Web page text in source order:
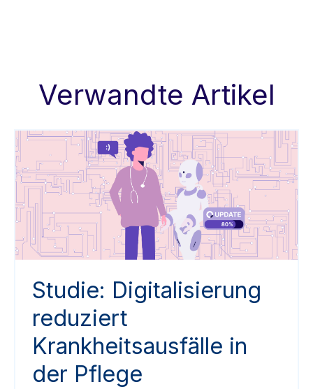
Verwandte Artikel
Studie: Digitalisierung
reduziert
Krankheitsausfälle in
der Pflege